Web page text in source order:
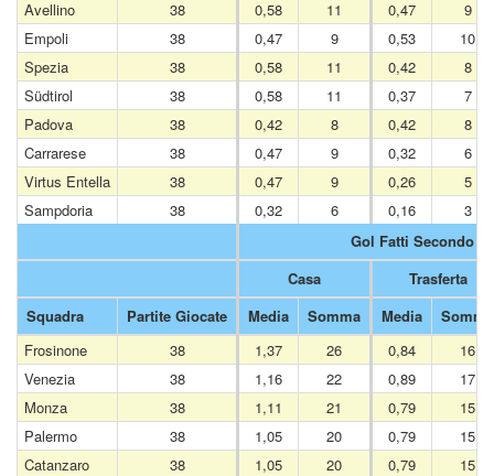
Avellino
38 0,58 11 0,47
9
Empoli
38 0,47 9 0,53
10
Spezia
38 0,58 11 0,42
8
Südtirol
38 0,58 11 0,37
7
Padova
38 0,42 8 0,42
8
Carrarese
38 0,47 9 0,32
6
Virtus Entella
38 0,47 9 0,26
5
Sampdoria
38 0,32 6 0,16
3
Gol Fatti Secondo
Casa
Trasferta
Squadra
Partite Giocate Media Somma Media
Somma
Frosinone
38 1,37 26 0,84
16
Venezia
38 1,16 22 0,89
17
Monza
38 1,11 21 0,79
15
Palermo
38 1,05 20 0,79
15
Catanzaro
38 1,05 20 0,79
15